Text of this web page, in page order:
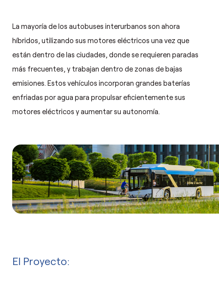
La mayoría de los autobuses interurbanos son ahora
híbridos, utilizando sus motores eléctricos una vez que
están dentro de las ciudades, donde se requieren paradas
más frecuentes, y trabajan dentro de zonas de bajas
emisiones. Estos vehículos incorporan grandes baterías
enfriadas por agua para propulsar eficientemente sus
motores eléctricos y aumentar su autonomía.
El Proyecto: